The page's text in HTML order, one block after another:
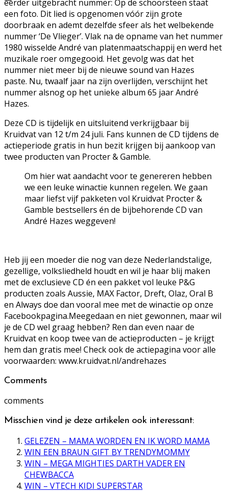
eerder uitgebracht nummer: Op de schoorsteen staat
een foto. Dit lied is opgenomen vóór zijn grote
doorbraak en ademt dezelfde sfeer als het welbekende
nummer ‘De Vlieger’. Vlak na de opname van het nummer
1980 wisselde André van platenmaatschappij en werd het
muzikale roer omgegooid. Het gevolg was dat het
nummer niet meer bij de nieuwe sound van Hazes
paste. Nu, twaalf jaar na zijn overlijden, verschijnt het
nummer alsnog op het unieke album 65 jaar André
Hazes.
Deze CD is tijdelijk en uitsluitend verkrijgbaar bij
Kruidvat van 12 t/m 24 juli. Fans kunnen de CD tijdens de
actieperiode gratis in hun bezit krijgen bij aankoop van
twee producten van Procter & Gamble.
Om hier wat aandacht voor te genereren hebben
we een leuke winactie kunnen regelen. We gaan
maar liefst vijf pakketen vol Kruidvat Procter &
Gamble bestsellers én de bijbehorende CD van
André Hazes weggeven!
Heb jij een moeder die nog van deze Nederlandstalige,
gezellige, volksliedheld houdt en wil je haar blij maken
met de exclusieve CD én een pakket vol leuke P&G
producten zoals Aussie, MAX Factor, Dreft, Olaz, Oral B
en Always doe dan vooral mee met de winactie op onze
Facebookpagina.Meegedaan en niet gewonnen, maar wil
je de CD wel graag hebben? Ren dan even naar de
Kruidvat en koop twee van de actieproducten – je krijgt
hem dan gratis mee! Check ook de actiepagina voor alle
voorwaarden: www.kruidvat.nl/andrehazes
Comments
comments
Misschien vind je deze artikelen ook interessant:
GELEZEN – MAMA WORDEN EN IK WORD MAMA
WIN EEN BRAUN GIFT BY TRENDYMOMMY
WIN – MEGA MIGHTIES DARTH VADER EN
CHEWBACCA
WIN – VTECH KIDI SUPERSTAR